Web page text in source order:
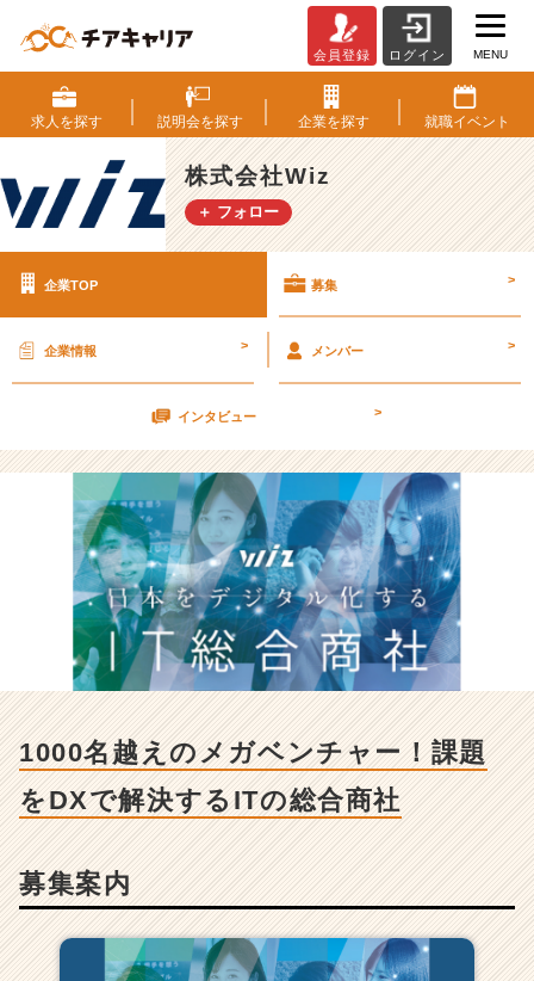
式
会
社
W
i
z
求
1
0
名
越
え
の
メ
ガ
ベ
ン
チ
ー！
課
題
を
決
す
会員登録 ログイン MENU
求人を探す 説明会を探す 企業を探す 就職イベント
株式会社Wiz
＋ フォロー
企業TOP 募集 >
企業情報 > メンバー >
インタビュー >
1000名越えのメガベンチャー！課題
をDXで解決するITの総合商社
募集案内